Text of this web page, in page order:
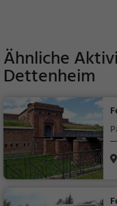
Ähnliche
Dettenheim